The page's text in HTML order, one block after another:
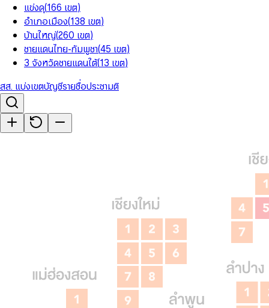
แข่งดุ(166 เขต)
อำเภอเมือง(138 เขต)
บ้านใหญ่(260 เขต)
ชายแดนไทย-กัมพูชา(45 เขต)
3 จังหวัดชายแดนใต้(13 เขต)
สส. แบ่งเขตบัญชีรายชื่อประชามติ